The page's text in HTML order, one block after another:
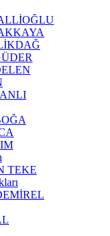
TEKE